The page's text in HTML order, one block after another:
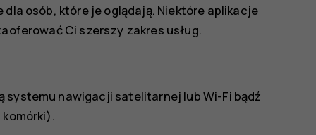
osób, które je oglądają. Niektóre aplikacje
Ci szerszy zakres usług.
nawigacji satelitarnej lub Wi-Fi bądź